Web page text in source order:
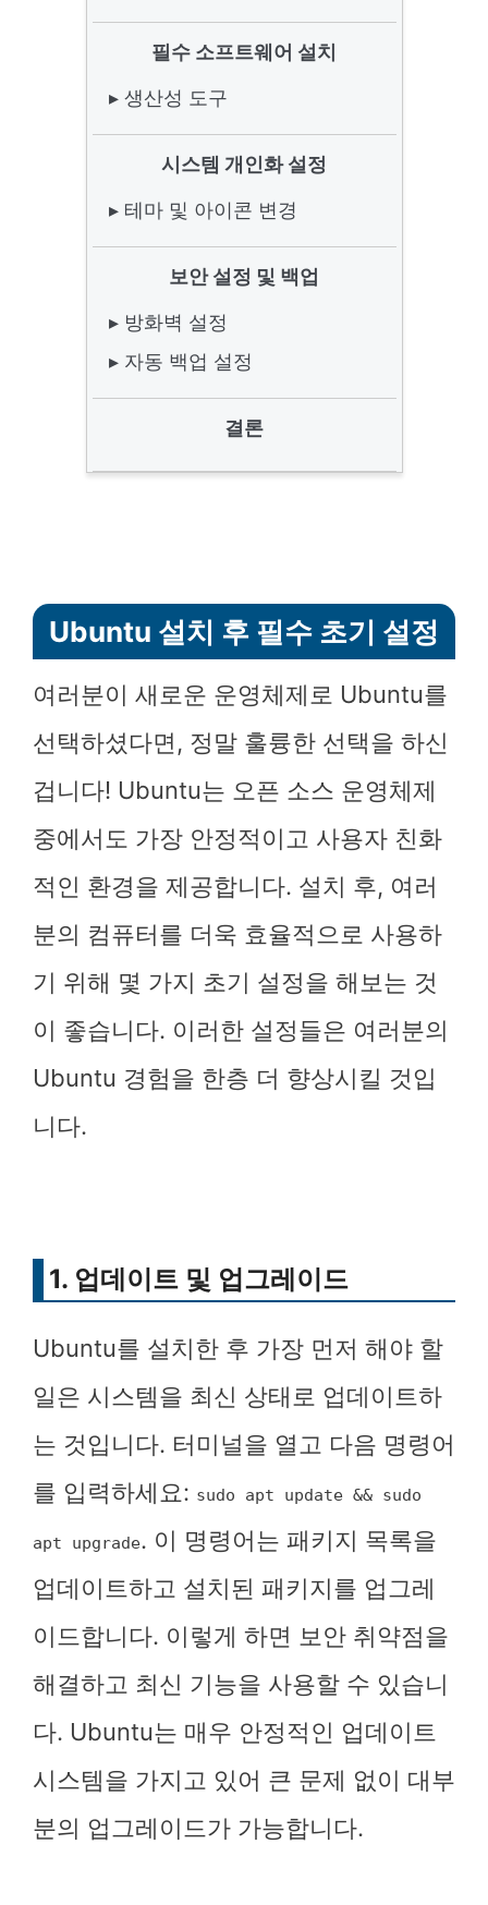
필수 소프트웨어 설치
▸ 생산성 도구
시스템 개인화 설정
▸ 테마 및 아이콘 변경
보안 설정 및 백업
▸ 방화벽 설정
▸ 자동 백업 설정
결론
Ubuntu 설치 후 필수 초기 설정
여러분이 새로운 운영체제로 Ubuntu를
선택하셨다면, 정말 훌륭한 선택을 하신
겁니다! Ubuntu는 오픈 소스 운영체제
중에서도 가장 안정적이고 사용자 친화
적인 환경을 제공합니다. 설치 후, 여러
분의 컴퓨터를 더욱 효율적으로 사용하
기 위해 몇 가지 초기 설정을 해보는 것
이 좋습니다. 이러한 설정들은 여러분의
Ubuntu 경험을 한층 더 향상시킬 것입
니다.
1. 업데이트 및 업그레이드
Ubuntu를 설치한 후 가장 먼저 해야 할
일은 시스템을 최신 상태로 업데이트하
는 것입니다. 터미널을 열고 다음 명령어
를 입력하세요: sudo apt update && sudo
apt upgrade. 이 명령어는 패키지 목록을
업데이트하고 설치된 패키지를 업그레
이드합니다. 이렇게 하면 보안 취약점을
해결하고 최신 기능을 사용할 수 있습니
다. Ubuntu는 매우 안정적인 업데이트
시스템을 가지고 있어 큰 문제 없이 대부
분의 업그레이드가 가능합니다.